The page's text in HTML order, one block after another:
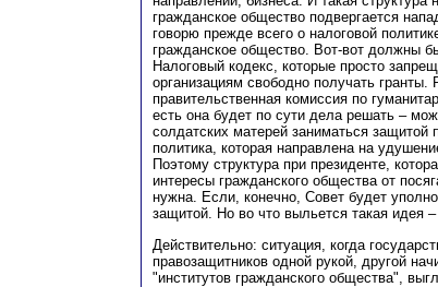
гражданское общество подвергается
говорю прежде всего о налоговой
гражданское общество. Вот-вот должны
Налоговый кодекс, которые просто
организациям свободно получать
правительственная комиссия по
есть она будет по сути дела решать –
солдатских матерей заниматься защитой
политика, которая направлена на
Поэтому структура при президенте,
интересы гражданского общества от
нужна. Если, конечно, Совет будет
защитой. Но во что выльется такая идея
Действительно: ситуация, когда
правозащитников одной рукой, другой
"институтов гражданского общества",